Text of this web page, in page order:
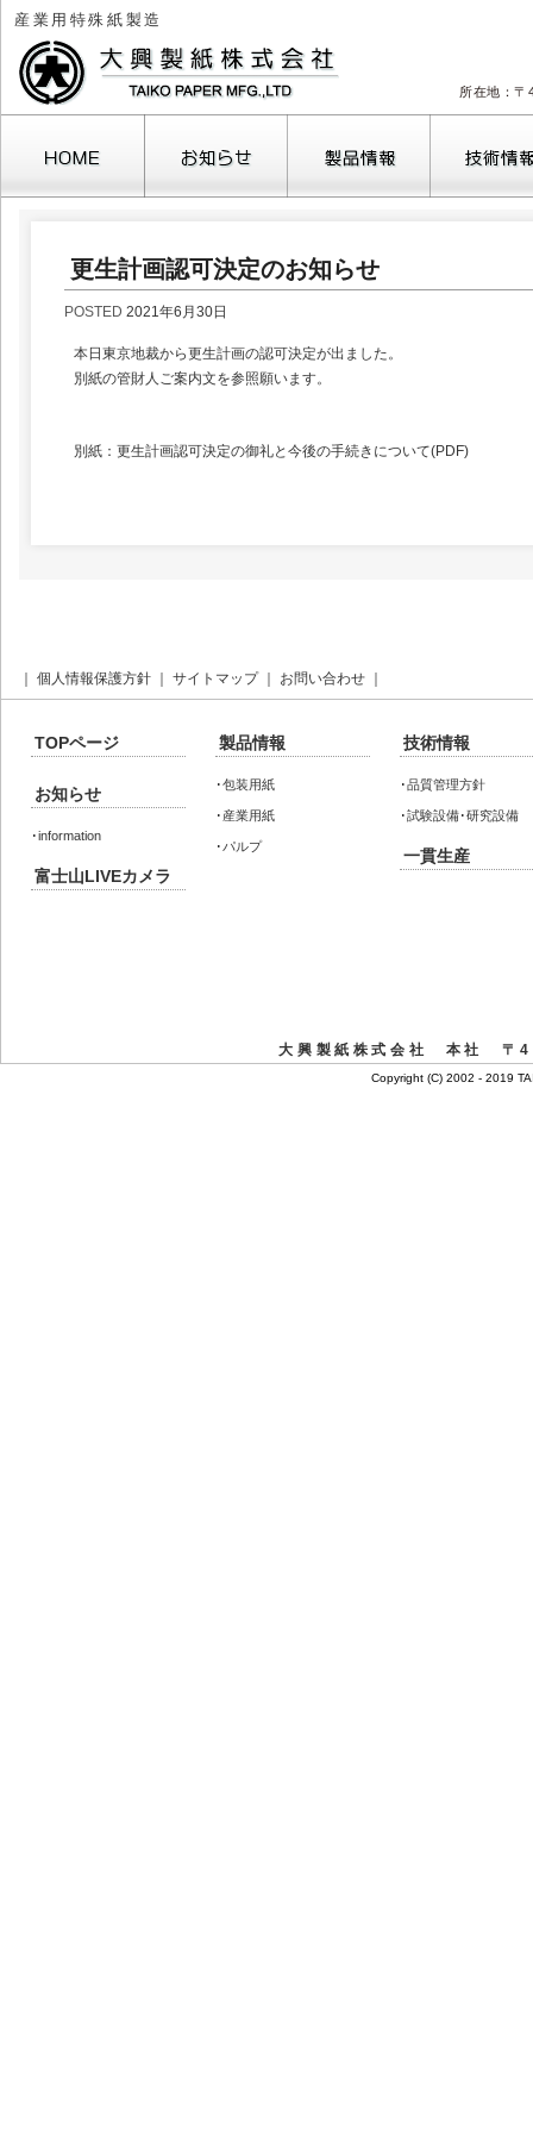
産業用特殊紙製造
所在地：〒
更生計画認可決定のお知らせ
POSTED 2021年6月30日
本日東京地裁から更生計画の認可決定が出ました。
別紙の管財人ご案内文を参照願います。
別紙：更生計画認可決定の御礼と今後の手続きについて(PDF)
個人情報保護方針 サイトマップ お問い合わせ
TOPページ
お知らせ
･information
富士山LIVEカメラ
製品情報
･包装用紙
･ 産業用紙
･ パルプ
技術情報
･品質管理方針
･試験設備･研究設備
一貫生産
大興製紙株式会社 本社 〒
Copyright (C) 2002 - 2019